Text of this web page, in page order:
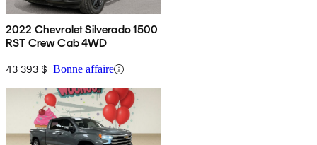
2022 Chevrolet Silverado 1500
RST Crew Cab 4WD
43 393 $ Bonne affaire